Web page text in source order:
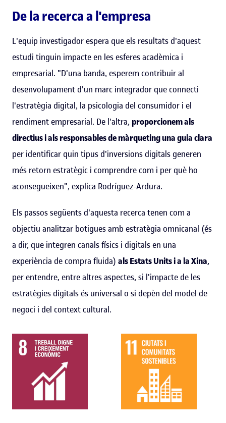
De la recerca a l'empresa
L'equip investigador espera que els resultats d'aquest
estudi tinguin impacte en les esferes acadèmica i
empresarial. "D'una banda, esperem contribuir al
desenvolupament d'un marc integrador que connecti
l'estratègia digital, la psicologia del consumidor i el
rendiment empresarial. De l'altra, proporcionem als
directius i als responsables de màrqueting una guia clara
per identificar quin tipus d'inversions digitals generen
més retorn estratègic i comprendre com i per què ho
aconsegueixen", explica Rodríguez-Ardura.
Els passos següents d'aquesta recerca tenen com a
objectiu analitzar botigues amb estratègia omnicanal (és
a dir, que integren canals físics i digitals en una
experiència de compra fluida) als Estats Units i a la Xina,
per entendre, entre altres aspectes, si l'impacte de les
estratègies digitals és universal o si depèn del model de
negoci i del context cultural.